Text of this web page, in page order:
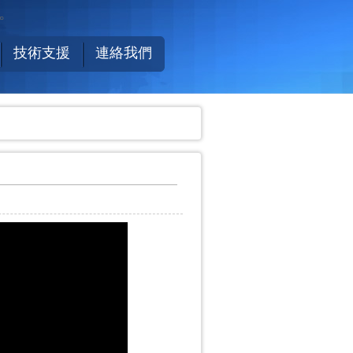
技術支援 連絡我們